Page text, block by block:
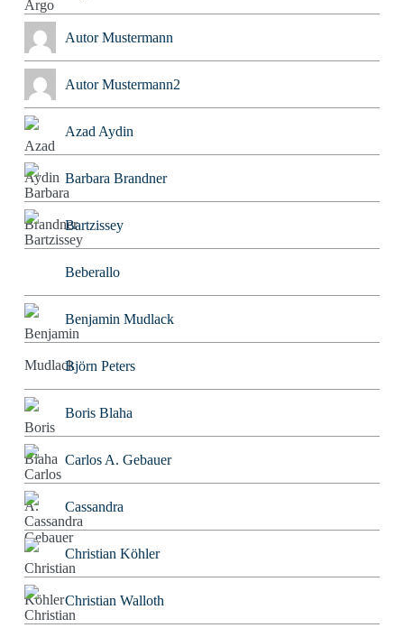
Autor Mustermann
Autor Mustermann2
Azad Aydin
Barbara Brandner
Bartzissey
Beberallo
Benjamin Mudlack
Björn Peters
Boris Blaha
Carlos A. Gebauer
Cassandra
Christian Köhler
Christian Walloth